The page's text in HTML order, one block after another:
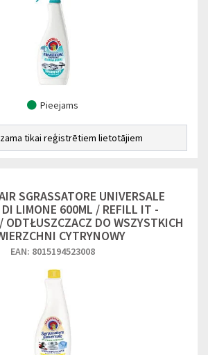
Pieejams
tikai reģistrētiem lietotājiem
SGRASSATORE UNIVERSALE
DI LIMONE 600ML / REFILL IT -
ODTŁUSZCZACZ DO WSZYSTKICH
CYTRYNOWY
EAN: 8015194523008